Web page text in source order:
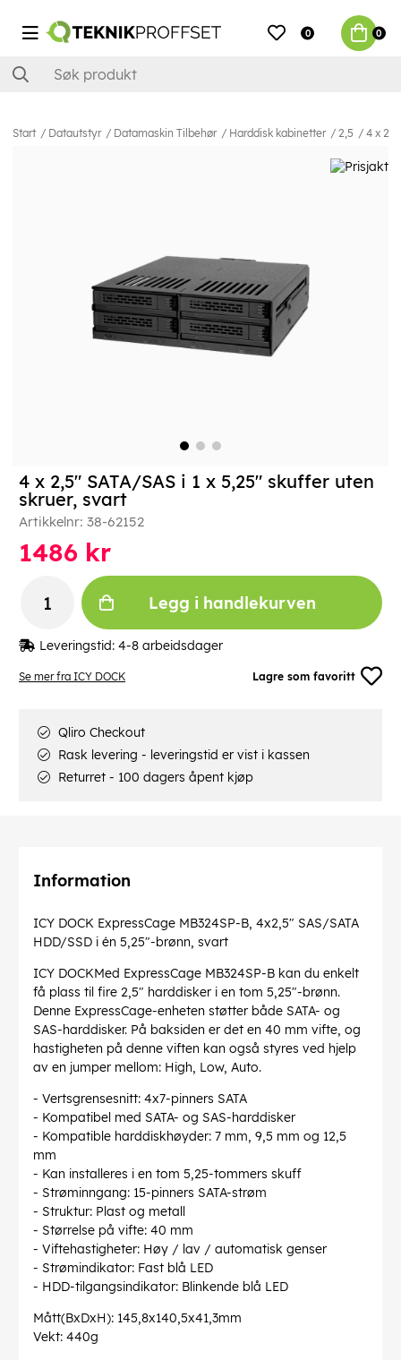
0 0
Start Datautstyr Datamaskin Tilbehør Harddisk kabinetter 2,5 4 x
Se mer fra ICY DOCK Lagre som favoritt
4 x 2,5" SATA/SAS i 1 x 5,25" skuffer uten
skruer, svart
Artikkelnr: 38-62152
1486 kr
Legg i handlekurven
Leveringstid: 4-8 arbeidsdager
Qliro Checkout
Rask levering - leveringstid er vist i kassen
Returret - 100 dagers åpent kjøp
Information
ICY DOCK ExpressCage MB324SP-B, 4x2,5" SAS/SATA
HDD/SSD i én 5,25"-brønn, svart
ICY DOCKMed ExpressCage MB324SP-B kan du enkelt
få plass til fire 2,5" harddisker i en tom 5,25"-brønn.
Denne ExpressCage-enheten støtter både SATA- og
SAS-harddisker. På baksiden er det en 40 mm vifte, og
hastigheten på denne viften kan også styres ved hjelp
av en jumper mellom: High, Low, Auto.
- Vertsgrensesnitt: 4x7-pinners SATA
- Kompatibel med SATA- og SAS-harddisker
- Kompatible harddiskhøyder: 7 mm, 9,5 mm og 12,5
mm
- Kan installeres i en tom 5,25-tommers skuff
- Strøminngang: 15-pinners SATA-strøm
- Struktur: Plast og metall
- Størrelse på vifte: 40 mm
- Viftehastigheter: Høy / lav / automatisk genser
- Strømindikator: Fast blå LED
- HDD-tilgangsindikator: Blinkende blå LED
Mått(BxDxH): 145,8x140,5x41,3mm
Vekt: 440g